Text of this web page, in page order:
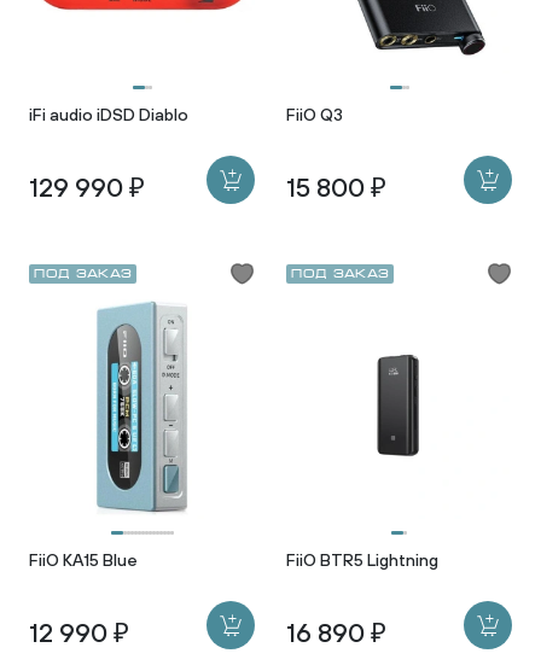
iFi audio iDSD Diablo
129 990 ₽
FiiO Q3
15 800 ₽
Под заказ
FiiO KA15 Blue
12 990 ₽
Под заказ
FiiO BTR5 Lightning
16 890 ₽